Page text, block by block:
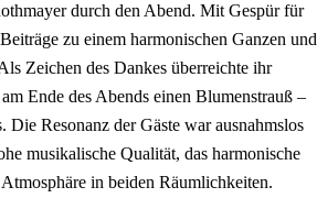
durch den Abend. Mit Gespür für
zu einem harmonischen Ganzen und
Zeichen des Dankes überreichte ihr
Ende des Abends einen Blumenstrauß –
Resonanz der Gäste war ausnahmslos
musikalische Qualität, das harmonische
in beiden Räumlichkeiten.